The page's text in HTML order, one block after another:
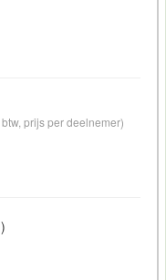
prijs per deelnemer)